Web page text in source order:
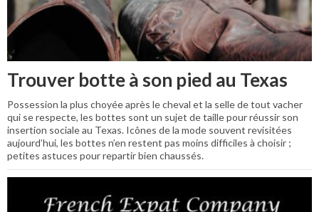
Trouver botte à son pied au Texas
Possession la plus choyée après le cheval et la selle de tout vacher
qui se respecte, les bottes sont un sujet de taille pour réussir son
insertion sociale au Texas. Icônes de la mode souvent revisitées
aujourd’hui, les bottes n’en restent pas moins difficiles à choisir ;
petites astuces pour repartir bien chaussés.